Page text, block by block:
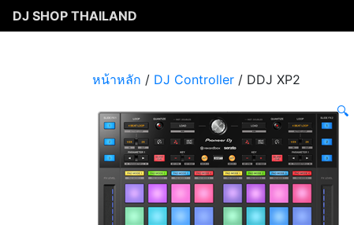
Skip
to
DJ SHOP THAILAND
หน้าหลัก / DJ Controller / DDJ XP2
🔍